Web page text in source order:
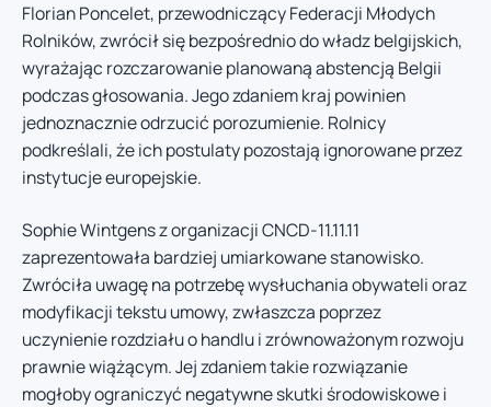
Florian Poncelet, przewodniczący Federacji Młodych
Rolników, zwrócił się bezpośrednio do władz belgijskich,
wyrażając rozczarowanie planowaną abstencją Belgii
podczas głosowania. Jego zdaniem kraj powinien
jednoznacznie odrzucić porozumienie. Rolnicy
podkreślali, że ich postulaty pozostają ignorowane przez
instytucje europejskie.
Sophie Wintgens z organizacji CNCD-11.11.11
zaprezentowała bardziej umiarkowane stanowisko.
Zwróciła uwagę na potrzebę wysłuchania obywateli oraz
modyfikacji tekstu umowy, zwłaszcza poprzez
uczynienie rozdziału o handlu i zrównoważonym rozwoju
prawnie wiążącym. Jej zdaniem takie rozwiązanie
mogłoby ograniczyć negatywne skutki środowiskowe i